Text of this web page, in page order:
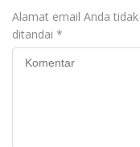
Alamat email Anda
ditandai *